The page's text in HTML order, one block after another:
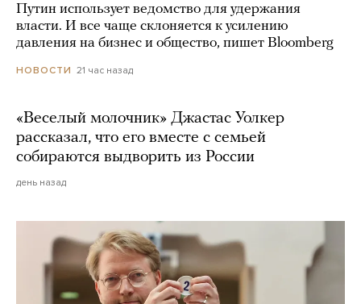
Путин использует ведомство для удержания
власти. И все чаще склоняется к усилению
давления на бизнес и общество, пишет Bloomberg
НОВОСТИ 21 час назад
«Веселый молочник» Джастас Уолкер
рассказал, что его вместе с семьей
собираются выдворить из России
день назад